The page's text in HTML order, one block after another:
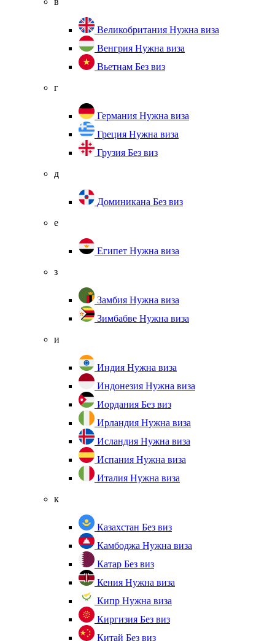
Великобритания Нужна виза
Венгрия Нужна виза
Вьетнам Без виз
г
Германия Нужна виза
Греция Нужна виза
Грузия Без виз
д
Доминикана Без виз
е
Египет Нужна виза
з
Замбия Нужна виза
Зимбабве Нужна виза
и
Индия Нужна виза
Индонезия Нужна виза
Иордания Без виз
Ирландия Нужна виза
Исландия Нужна виза
Испания Нужна виза
Италия Нужна виза
к
Казахстан Без виз
Камбоджа Нужна виза
Катар Без виз
Кения Нужна виза
Кипр Нужна виза
Киргизия Без виз
Китай Без виз